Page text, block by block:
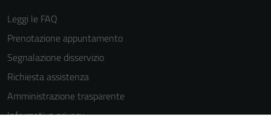
Leggi le FAQ
Prenotazione appuntamento
Segnalazione disservizio
Richiesta assistenza
Amministrazione trasparente
Informativa privacy